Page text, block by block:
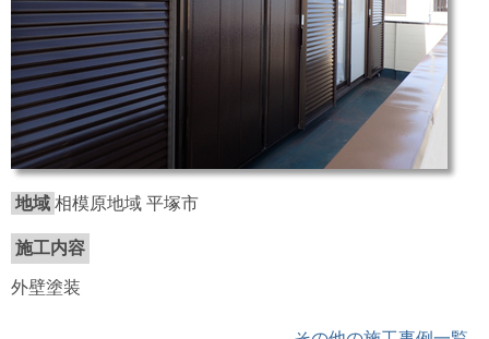
地域 相模原地域 平塚市
施工内容
外壁塗装